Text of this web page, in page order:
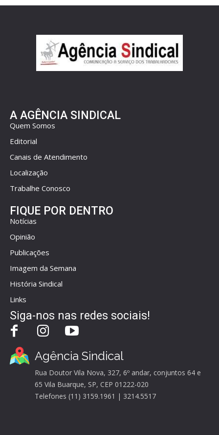
A AGÊNCIA SINDICAL
Quem Somos
Editorial
Canais de Atendimento
Localização
Trabalhe Conosco
FIQUE POR DENTRO
Notícias
Opinião
Publicações
Imagem da Semana
História Sindical
Links
Siga-nos nas redes sociais!
Agência Sindical
Rua Doutor Vila Nova, 327, 6º andar, conjuntos 64 e
65 Vila Buarque, SP, CEP 01222-020
Telefones (11) 3159.1961 | 3214.5517